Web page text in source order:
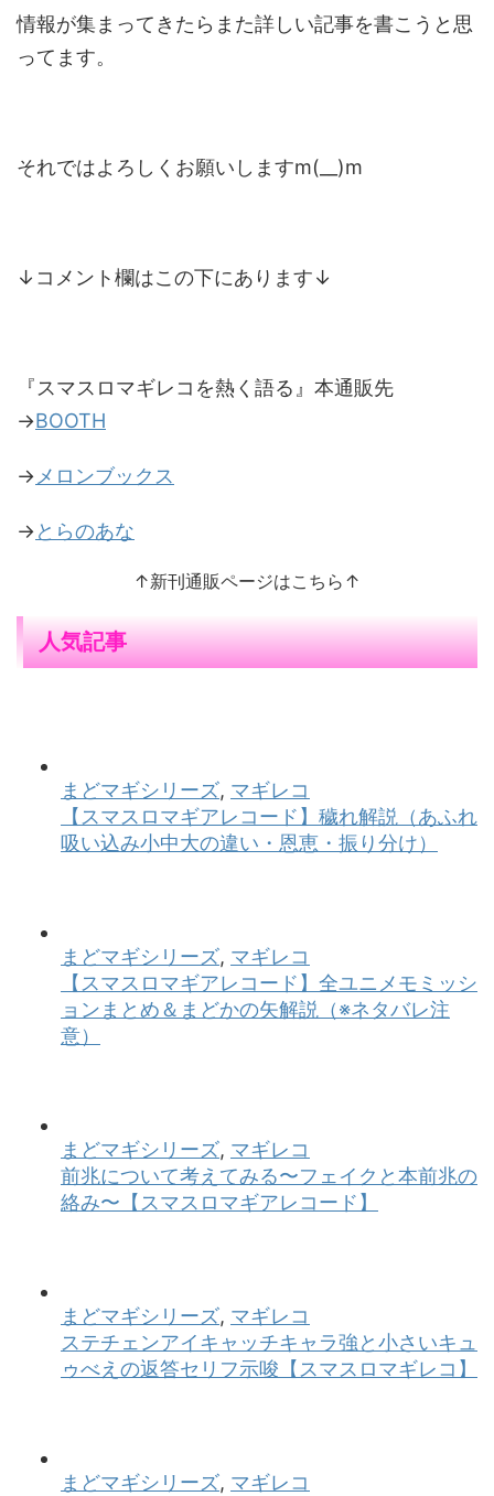
情報が集まってきたらまた詳しい記事を書こうと思
ってます。
それではよろしくお願いしますm(__)m
↓コメント欄はこの下にあります↓
『スマスロマギレコを熱く語る』本通販先
→BOOTH
→ メロンブックス
→とらのあな
↑新刊通販ページはこちら↑
人気記事